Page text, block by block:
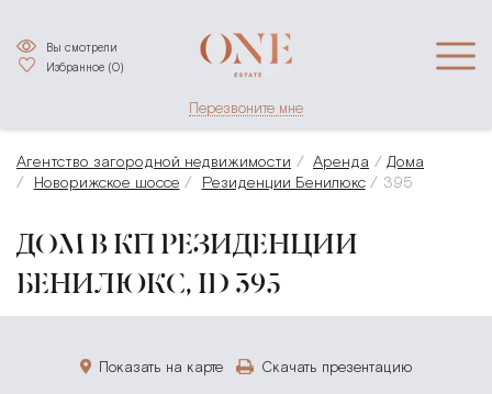
Избранное (0)
Вы смотрели
Перезвоните мне
Агентство загородной недвижимости Аренда
Дома
Новорижское шоссе
Резиденции Бенилюкс 395
ДОМ В КП РЕЗИДЕНЦИИ
БЕНИЛЮКС, ID 395
Показать на карте Скачать презентацию